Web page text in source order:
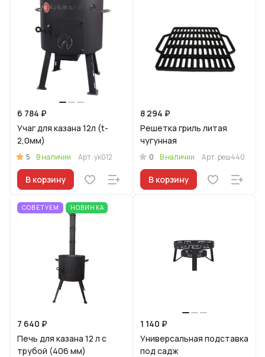
6 784 ₽
Учаг для казана 12л (t-
2,0мм)
5 В наличии Арт.ук012
В корзину
8 294 ₽
Решетка гриль литая
чугунная
0 В наличии Арт. реш440
В корзину
СОВЕТУЕМ НОВИНКА
7 640 ₽
Печь для казана 12 л с
трубой (406 мм)
1 140 ₽
Универсальная подставка
под садж